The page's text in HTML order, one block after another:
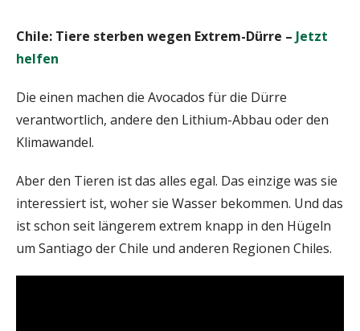
Chile: Tiere sterben wegen Extrem-Dürre – Jetzt
helfen
Die einen machen die Avocados für die Dürre
verantwortlich, andere den Lithium-Abbau oder den
Klimawandel.
Aber den Tieren ist das alles egal. Das einzige was sie
interessiert ist, woher sie Wasser bekommen. Und das
ist schon seit längerem extrem knapp in den Hügeln
um Santiago der Chile und anderen Regionen Chiles.